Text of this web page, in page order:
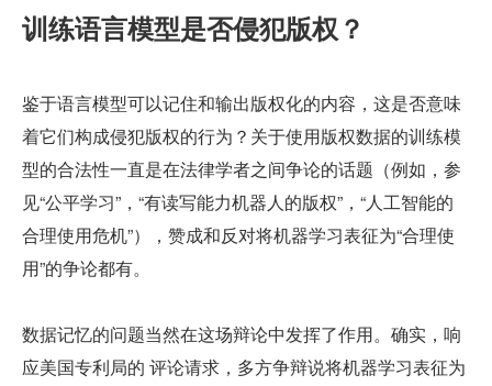
训练语言模型是否侵犯版权？
鉴于语言模型可以记住和输出版权化的内容，这是否意味
着它们构成侵犯版权的行为？关于使用版权数据的训练模
型的合法性一直是在法律学者之间争论的话题（例如，参
见“公平学习”，“有读写能力机器人的版权”，“人工智能的
合理使用危机”），赞成和反对将机器学习表征为“合理使
用”的争论都有。
数据记忆的问题当然在这场辩论中发挥了作用。确实，响
应美国专利局的 评论请求，多方争辩说将机器学习表征为